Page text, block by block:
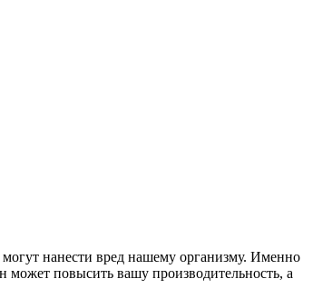
нанести вред нашему организму. Именно
может повысить вашу производительность, а